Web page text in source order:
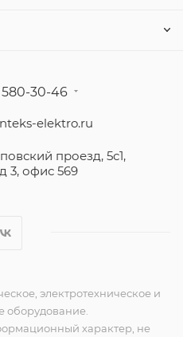
580-30-46
elektro.ru
проезд, 5с1,
3, офис 569
электротехническое и
оборудование.
характер, не